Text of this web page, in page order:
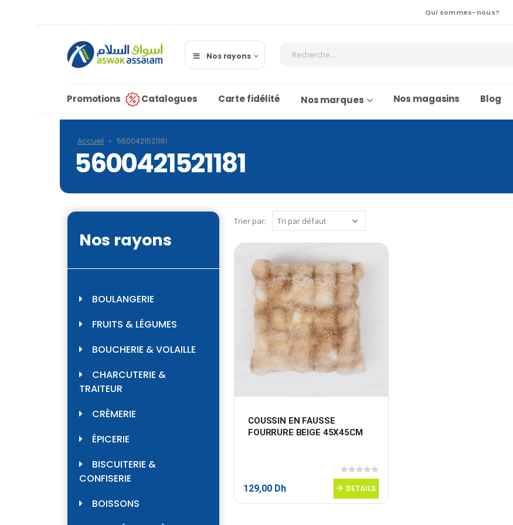
Qui sommes-nous?
Nos rayons
Promotions Catalogues Carte fidélité Nos marques Nos magasins Blog
Accueil » 5600421521181
5600421521181
Trier par:
COUSSIN EN FAUSSE
FOURRURE BEIGE 45X45CM
0sur 5
129,00 Dh DETAILS
Nos rayons
BOULANGERIE
FRUITS & LÉGUMES
BOUCHERIE & VOLAILLE
CHARCUTERIE &
TRAITEUR
CRÈMERIE
ÉPICERIE
BISCUITERIE &
CONFISERIE
BOISSONS